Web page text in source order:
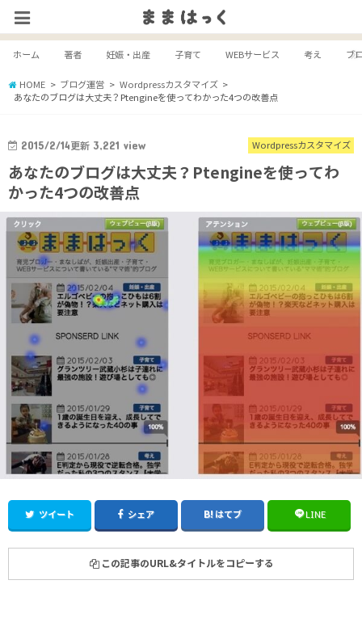
ホーム 著者 妊娠・出産 子育て WEBサービス 考え ブ
HOME ブログ運営
Wordpressカスタマイズ
あなたのブログは大丈夫？Ptengineを使ってわかった4つの改善点
Wordpressカスタマイズ
2015/2/14更新 3,221 view
あなたのブログは大丈夫？Ptengineを使ってわ
かった4つの改善点
ツイート シェア はてブ LINE
この記事のURL&タイトルをコピーする